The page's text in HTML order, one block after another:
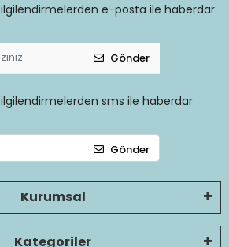
e-posta ile haberdar
Gönder
sms ile haberdar
Gönder
Kurumsal
Kategoriler